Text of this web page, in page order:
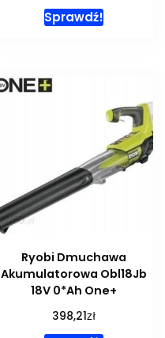
Sprawdź!
Ryobi Dmuchawa
Akumulatorowa Obl18Jb
18V 0*Ah One+
398,21zł